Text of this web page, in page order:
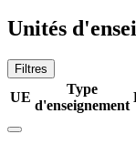
Unités
Filtres
UE
Type
d'enseignement